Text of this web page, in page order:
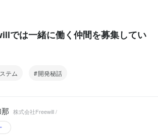
では一緒に働く仲間を募集してい
テム 開発秘話
株式会社Freewill /